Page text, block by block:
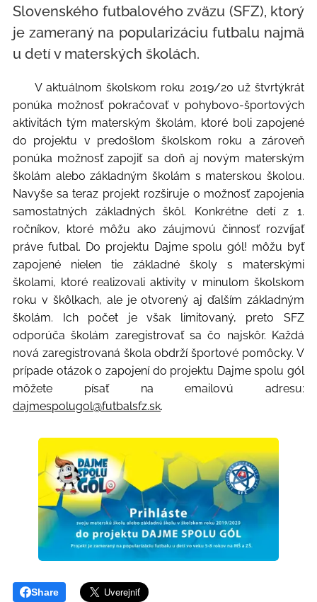
Slovenského futbalového zväzu (SFZ), ktorý
je zameraný na popularizáciu futbalu najmä
u detí v materských školách.
V aktuálnom školskom roku 2019/20 už štvrtýkrát
ponúka možnosť pokračovať v pohybovo-športových
aktivitách tým materským školám, ktoré boli zapojené
do projektu v predošlom školskom roku a zároveň
ponúka možnosť zapojiť sa doň aj novým materským
školám alebo základným školám s materskou školou.
Navyše sa teraz projekt rozširuje o možnosť zapojenia
samostatných základných škôl. Konkrétne detí z 1.
ročníkov, ktoré môžu ako záujmovú činnosť rozvíjať
práve futbal. Do projektu Dajme spolu gól! môžu byť
zapojené nielen tie základné školy s materskými
školami, ktoré realizovali aktivity v minulom školskom
roku v škôlkach, ale je otvorený aj ďalším základným
školám. Ich počet je však limitovaný, preto SFZ
odporúča školám zaregistrovať sa čo najskôr. Každá
nová zaregistrovaná škola obdrží športové pomôcky. V
prípade otázok o zapojení do projektu Dajme spolu gól
môžete písať na emailovú adresu:
dajmespolugol@futbalsfz.sk.
Share